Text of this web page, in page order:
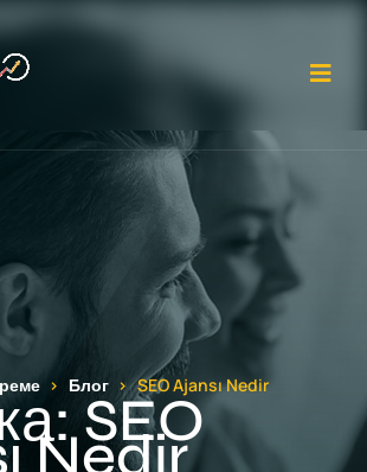
Блог SEO Ajansı Nedir
SEO
Nedir